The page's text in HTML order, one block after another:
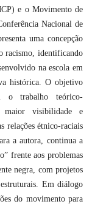
e o Movimento de
Nacional de
uma concepção
racismo, identificando
na escola em
histórica. O objetivo
o trabalho teórico-
maior visibilidade e
relações étnico-raciais
a autora, continua a
frente aos problemas
negra, com projetos
Em diálogo
do movimento para